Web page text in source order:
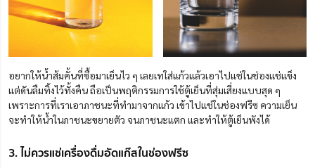
อยากให้น้ำส้มคั้นที่ซื้อมาเย็นไว ๆ เลยเทใส่แก้วแล้วเอาไปแช่ในช่องแช่แข็ง
แต่ดันลืมทิ้งไว้ทั้งคืน ถือเป็นพฤติกรรมการใช้ตู้เย็นที่สุ่มเสี่ยงแบบสุด ๆ
เพราะการที่เราเอาภาชนะที่ทำมาจากแก้ว เข้าไปแช่ในช่องฟรีซ ความเย็น
จะทำให้น้ำในภาชนะขยายตัว จนภาชนะแตก และทำให้ตู้เย็นพังได้
3. ไม่ควรแช่เครื่องดื่มอัดแก๊สในช่องฟรีซ